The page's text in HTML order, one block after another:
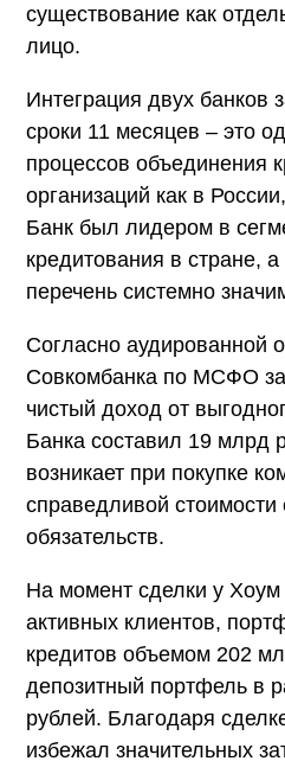
существование как
лицо.
Интеграция двух банков
сроки 11 месяцев – это
процессов объединения
организаций как в
Банк был лидером в
кредитования в стране,
перечень системно
Согласно аудированной
Совкомбанка по МСФО за
чистый доход от
Банка составил 19 млрд
возникает при покупке
справедливой стоимости
обязательств.
На момент сделки у
активных клиентов,
кредитов объемом 202
депозитный портфель в
рублей. Благодаря
избежал значительных